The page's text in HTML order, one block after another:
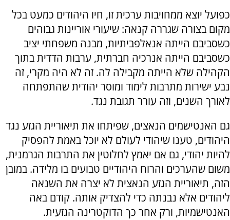
כפועל יוצא ממחויבות ערכית זו, חיו היהודים כמעט בכל
מקום בצורה שגררה קנאה: שיעורי אוריינות גבוהים
כשסביבם הייתה אנאלפביתיות, מבנה משפחתי יציב
כשסביבם הייתה אנרכיה חברתית, ערבות הדדית בתוך
הקהילה שלא הייתה מקבילה לה. זה לא היה מקרי, זה
נבע ישירות מתרבות לימוד ומוסר יהודית שהתפתחה
לאורך השנים, וזה עורר תגובת נגד.
גם האנטישמים הנאצים, שפיתחו את תיאוריית הגזע נגד
היהודים, טענו שיהודי לעולם לא יוכל באמת להפסיק
להיות יהודי, גם אם יאמץ לחלוטין את התרבות הגרמנית,
משום שהערכים והרוח היהודיים טבועים בו מלידה. במובן
הזה, תיאוריית הגזע הנאצית לא יצרה את השנאה
ליהודים אלא נבנתה כדי להצדיק אותה. קודם באה
האנטישמיות, ורק אחר כך הדוקטרינה הגזעית.